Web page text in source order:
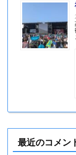
最近のコメン